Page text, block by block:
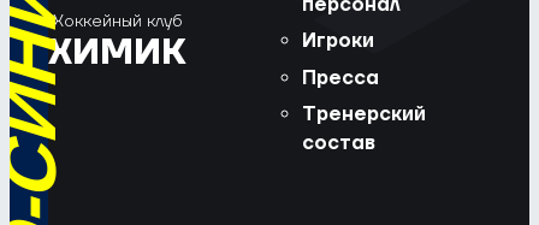
Хоккейный клуб
ХИМИК
Игроки
Пресса
Тренерский
состав